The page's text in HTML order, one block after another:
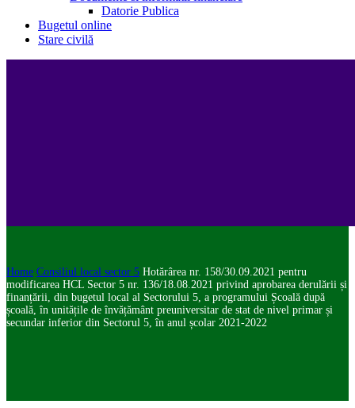
Datorie Publica
Bugetul online
Stare civilă
Home Consiliul local sector 5 Hotărârea nr. 158/30.09.2021 pentru
modificarea HCL Sector 5 nr. 136/18.08.2021 privind aprobarea derulării și
finanțării, din bugetul local al Sectorului 5, a programului Școală după
școală, în unitățile de învățământ preuniversitar de stat de nivel primar și
secundar inferior din Sectorul 5, în anul școlar 2021-2022